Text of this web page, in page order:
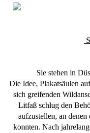
Sie stehen in
Die Idee, Plakatsäulen
sich greifenden
Litfaß schlug den
aufzustellen, an
konnten. Nach